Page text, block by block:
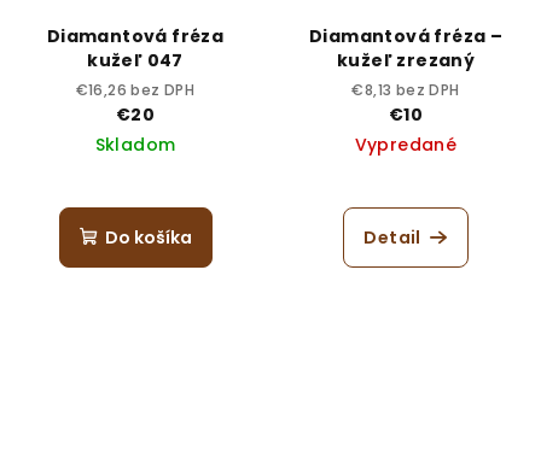
Diamantová fréza
kužeľ 047
€16,26 bez DPH
€20
Skladom
Do košíka
Diamantová fréza –
kužeľ zrezaný
€8,13 bez DPH
€10
Vypredané
Detail